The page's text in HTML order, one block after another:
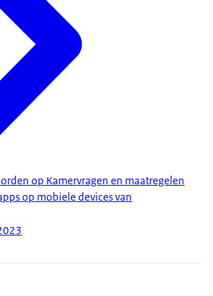
op Kamervragen en maatregelen
op mobiele devices van